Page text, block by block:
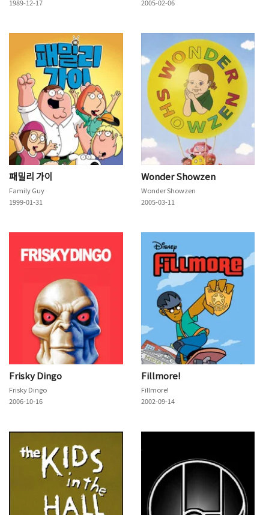
1989-12-17
2005-02-06
패밀리 가이
Family Guy
1999-01-31
Wonder Showzen
Wonder Showzen
2005-03-11
Frisky Dingo
Frisky Dingo
2006-10-16
Fillmore!
Fillmore!
2002-09-14